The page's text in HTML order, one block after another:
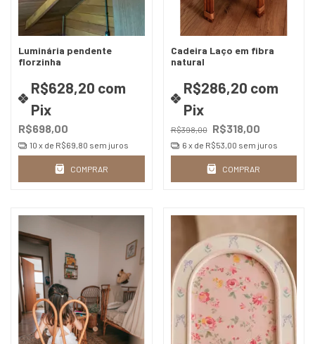
Luminária pendente
florzinha
R$698,00
R$628,20 com
Pix
10 x de R$69,80 sem juros
COMPRAR
Cadeira Laço em fibra
natural
R$398,00 R$318,00
R$286,20 com
Pix
6 x de R$53,00 sem juros
COMPRAR